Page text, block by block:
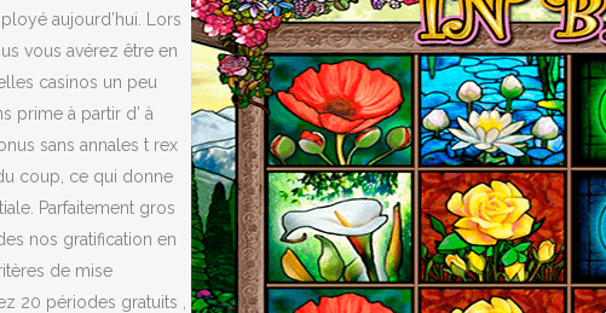
aujourd’hui. Lors
vous avérez être en
casinos un peu
prime à partir d’ à
sans annales t rex
coup, ce qui donne
Parfaitement gros
nos gratification en
de mise
20 périodes gratuits ,